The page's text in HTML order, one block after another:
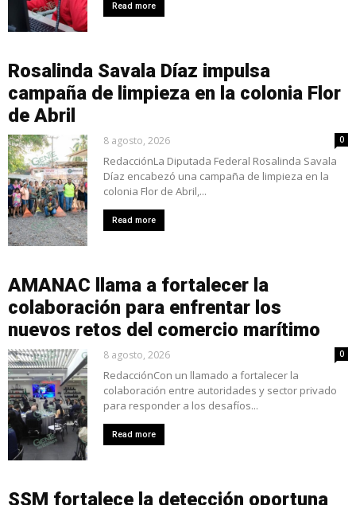
Read more
Rosalinda Savala Díaz impulsa
campaña de limpieza en la colonia Flor
de Abril
8 agosto, 2026 0
RedacciónLa Diputada Federal Rosalinda Savala
Díaz encabezó una campaña de limpieza en la
colonia Flor de Abril,...
Read more
AMANAC llama a fortalecer la
colaboración para enfrentar los
nuevos retos del comercio marítimo
8 agosto, 2026 0
RedacciónCon un llamado a fortalecer la
colaboración entre autoridades y sector privado
para responder a los desafíos...
Read more
SSM fortalece la detección oportuna